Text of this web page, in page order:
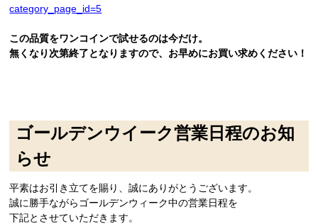
category_page_id=5
この品質をワンコインで試せるのは今だけ。
無くなり次第終了となりますので、お早めにお買い求めください！
ゴールデンウイーク営業日程のお知
らせ
平素はお引き立てを賜り、誠にありがとうございます。
誠に勝手ながらゴールデンウィーク中の営業日程を
下記とさせていただきます。